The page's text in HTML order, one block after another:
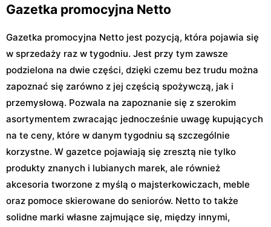
Gazetka promocyjna Netto
Gazetka promocyjna Netto jest pozycją, która pojawia się
w sprzedaży raz w tygodniu. Jest przy tym zawsze
podzielona na dwie części, dzięki czemu bez trudu można
zapoznać się zarówno z jej częścią spożywczą, jak i
przemysłową. Pozwala na zapoznanie się z szerokim
asortymentem zwracając jednocześnie uwagę kupujących
na te ceny, które w danym tygodniu są szczególnie
korzystne. W gazetce pojawiają się zresztą nie tylko
produkty znanych i lubianych marek, ale również
akcesoria tworzone z myślą o majsterkowiczach, meble
oraz pomoce skierowane do seniorów. Netto to także
solidne marki własne zajmujące się, między innymi,